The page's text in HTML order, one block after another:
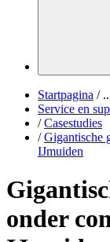
Startpagina /
Service en
/ Casestudies
/ Gigantische
IJmuiden
onder